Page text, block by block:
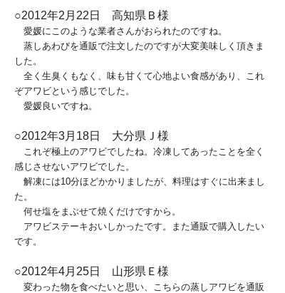
○2012年2月22日 高知県Ｂ様
愛媛にこのような業者さんがおられたのですね。
蒸しあわびを通販で注文したのですが大変美味しく頂きま
した。
全く生臭くもなく、味も甘くて心地よい食感があり、これ
ぞアワビという感じでした。
愛媛良いですね。
○2012年3月18日 大分県Ｊ様
これぞ極上のアワビでしたね。冷凍してあったことを全く
感じさせないアワビでした。
解凍には10分ほどかかりましたが、料理はすぐに出来まし
た。
何せ塩をまぶせて焼くだけですから。
アワビステーキおいしかったです。また通販で購入したい
です。
○2012年4月25日 山形県Ｅ様
変わった物を食べたいと思い、こちらの蒸しアワビを通販